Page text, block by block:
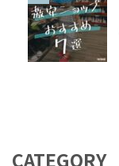
CATEGORY